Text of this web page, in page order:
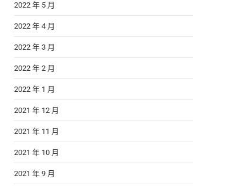
2022 年 5 月
2022 年 4 月
2022 年 3 月
2022 年 2 月
2022 年 1 月
2021 年 12 月
2021 年 11 月
2021 年 10 月
2021 年 9 月